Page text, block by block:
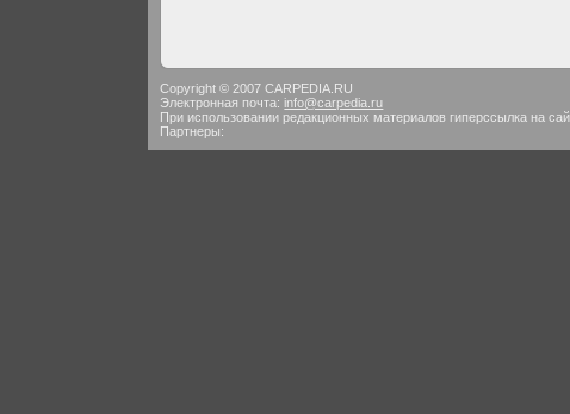
Copyright © 2007 CARPEDIA.RU
Электронная почта: info@carpedia.ru
При использовании редакционных материалов гиперссылка на
Партнеры: